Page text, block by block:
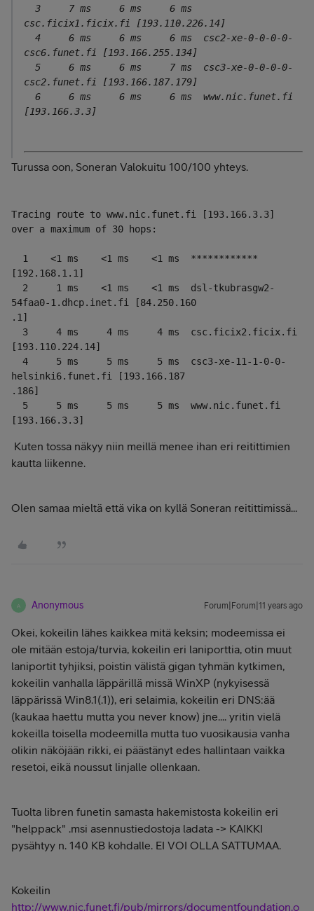
csc.ficix1.ficix.fi [193.110.226.14]
csc6.funet.fi [193.166.255.134]
csc2.funet.fi [193.166.187.179]
[193.166.3.3]
Turussa oon, Soneran Valokuitu 100/100 yhteys.
Tracing route to www.nic.funet.fi [193.166.3.3]
over a maximum of 30 hops:
[192.168.1.1]
54faa0-1.dhcp.inet.fi [84.250.160
.1]
[193.110.224.14]
helsinki6.funet.fi [193.166.187
.186]
[193.166.3.3]
Kuten tossa näkyy niin meillä menee ihan eri reitittimien
kautta liikenne.
Olen samaa mieltä että vika on kyllä Soneran reitittimissä...
A Anonymous Forum|Forum|11 years ago
Okei, kokeilin lähes kaikkea mitä keksin; modeemissa ei
ole mitään estoja/turvia, kokeilin eri laniporttia, otin muut
laniportit tyhjiksi, poistin välistä gigan tyhmän kytkimen,
kokeilin vanhalla läppärillä missä WinXP (nykyisessä
läppärissä Win8.1(.1)), eri selaimia, kokeilin eri DNS:ää
(kaukaa haettu mutta you never know) jne.... yritin vielä
kokeilla toisella modeemilla mutta tuo vuosikausia vanha
olikin näköjään rikki, ei päästänyt edes hallintaan vaikka
resetoi, eikä noussut linjalle ollenkaan.
Tuolta libren funetin samasta hakemistosta kokeilin eri
"helppack" .msi asennustiedostoja ladata -> KAIKKI
pysähtyy n. 140 KB kohdalle. EI VOI OLLA SATTUMAA.
Kokeilin
http://www.nic.funet.fi/pub/mirrors/documentfoundation.o